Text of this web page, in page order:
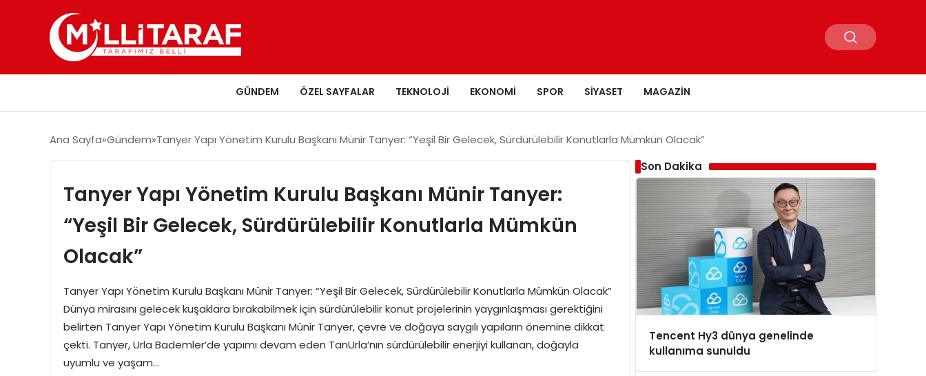
GÜNDEM ÖZEL SAYFALAR TEKNOLOJI EKONOMI SPOR SIYASET MAGAZIN
Ana Sayfa Gündem Tanyer Yapı Yönetim Kurulu Başkanı Münir Tanyer: “Yeşil Bir Gelecek, Sürdürülebilir Konutlarla Mümkün Olacak”
Tanyer Yapı Yönetim Kurulu Başkanı Münir Tanyer:
“Yeşil Bir Gelecek, Sürdürülebilir Konutlarla Mümkün
Olacak”
Tanyer Yapı Yönetim Kurulu Başkanı Münir Tanyer: “Yeşil Bir Gelecek, Sürdürülebilir Konutlarla Mümkün Olacak”
Dünya mirasını gelecek kuşaklara bırakabilmek için sürdürülebilir konut projelerinin yaygınlaşması gerektiğini
belirten Tanyer Yapı Yönetim Kurulu Başkanı Münir Tanyer, çevre ve doğaya saygılı yapıların önemine dikkat
çekti. Tanyer, Urla Bademler’de yapımı devam eden TanUrla’nın sürdürülebilir enerjiyi kullanan, doğayla
uyumlu ve yaşam…
Son Dakika
Tencent Hy3 dünya genelinde
kullanıma sunuldu